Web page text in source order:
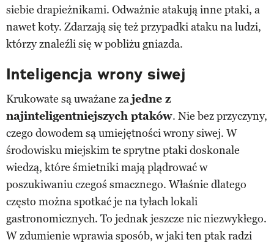
siebie drapieżnikami. Odważnie atakują inne ptaki, a
nawet koty. Zdarzają się też przypadki ataku na ludzi,
którzy znaleźli się w pobliżu gniazda.
Inteligencja wrony siwej
Krukowate są uważane zajedne z
najinteligentniejszych ptaków. Nie bez przyczyny,
czego dowodem są umiejętności wrony siwej. W
środowisku miejskim te sprytne ptaki doskonale
wiedzą, które śmietniki mają plądrować w
poszukiwaniu czegoś smacznego. Właśnie dlatego
często można spotkać je na tyłach lokali
gastronomicznych. To jednak jeszcze nic niezwykłego.
W zdumienie wprawia sposób, w jaki ten ptak radzi